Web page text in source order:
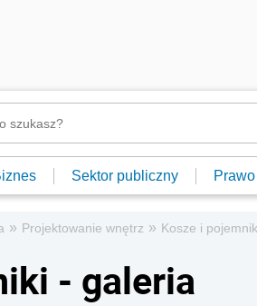
Sektor publiczny Prawo
» Projektowanie wnętrz » Kosze i
- galeria